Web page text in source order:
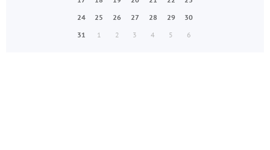
24
25 26 27 28 29
30
31
1 2 3 4 5 6